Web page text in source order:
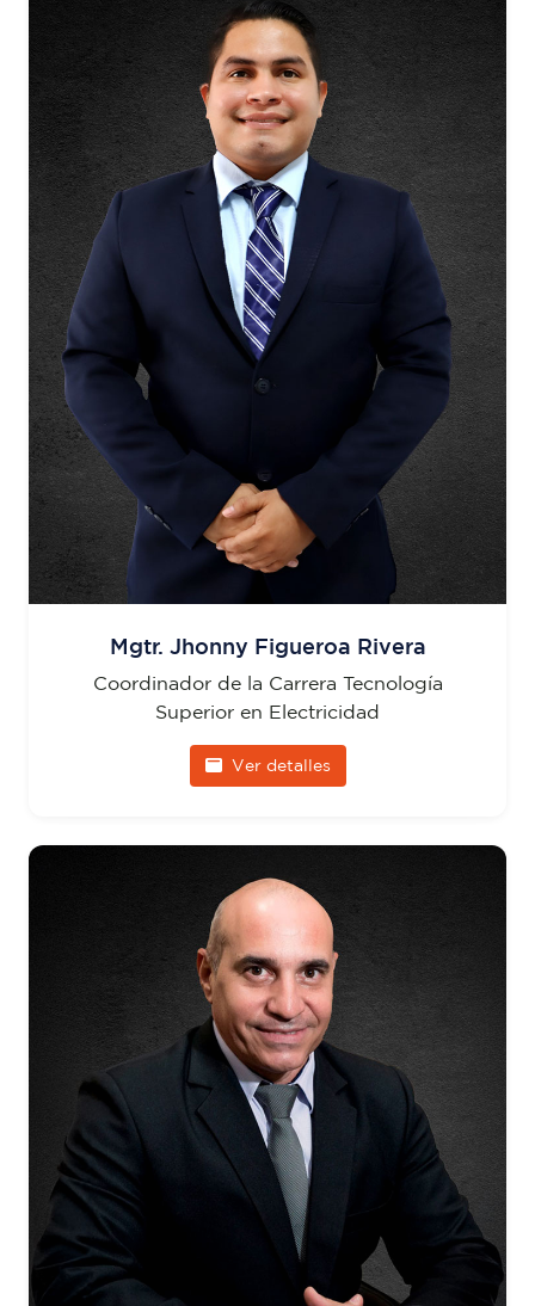
Mgtr. Jhonny Figueroa Rivera
Coordinador de la Carrera Tecnología
Superior en Electricidad
Ver detalles